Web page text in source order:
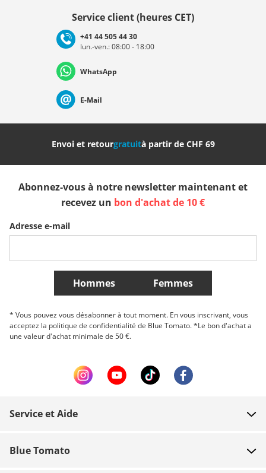
Deutschland Österreich
Nederland Italia (Italiano) Italien (Deutsch)
Slovenija België (Nederlands)
Belgique (Français) Danmark Norge
Plus de Pays
Service client (heures CET)
+41 44 505 44 30
lun.-ven.: 08:00 - 18:00
WhatsApp
E-Mail
Envoi et retourgratuità partir de CHF 69
Abonnez-vous à notre newsletter maintenant et
recevez un bon d'achat de 10 €
Adresse e-mail
Hommes Femmes
* Vous pouvez vous désabonner à tout moment. En vous inscrivant, vous
acceptez la politique de confidentialité de Blue Tomato. *Le bon d'achat a
une valeur d'achat minimale de 50 €.
Service et Aide
Blue Tomato